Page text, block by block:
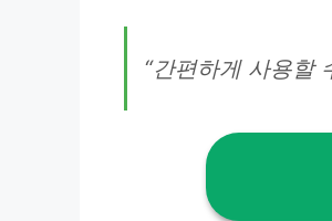
“간편하게 사용할